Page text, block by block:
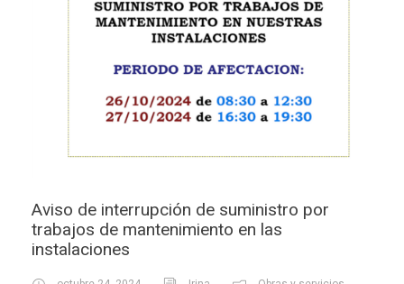
Aviso de interrupción de suministro por
trabajos de mantenimiento en las
instalaciones